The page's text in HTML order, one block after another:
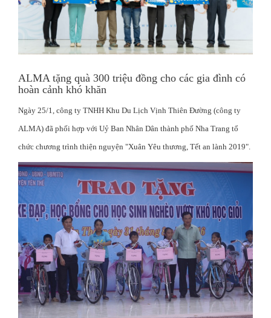
ALMA tặng quà 300 triệu đồng cho các gia đình có
hoàn cảnh khó khăn
Ngày 25/1, công ty TNHH Khu Du Lịch Vịnh Thiên Đường (công ty
ALMA) đã phối hợp với Uỷ Ban Nhân Dân thành phố Nha Trang tổ
chức chương trình thiện nguyện "Xuân Yêu thương, Tết an lành 2019".